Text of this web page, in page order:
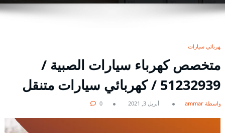
كهربائي سيارات
متخصص كهرباء سيارات الصبية /
51232939‬ / كهربائي سيارات متنقل
بواسطة ammar أبريل 3, 2021 0